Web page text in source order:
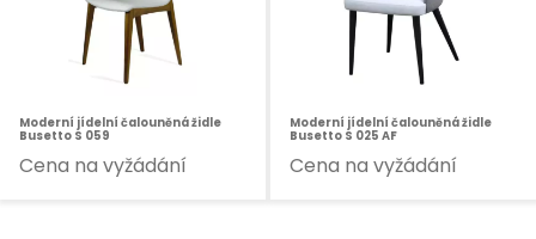
Moderní jídelní čalouněná židle
Busetto S 059
Cena na vyžádání
Moderní jídelní čalouněná židle
Busetto S 025 AF
Cena na vyžádání